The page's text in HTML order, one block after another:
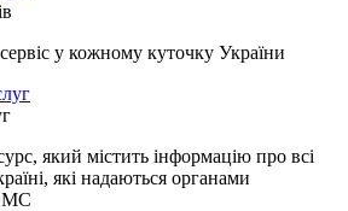
у кожному куточку України
який містить інформацію про всі
які надаються органами